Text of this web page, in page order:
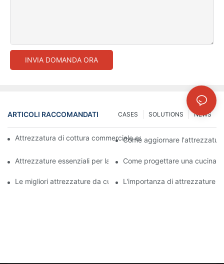
INVIA DOMANDA ORA
ARTICOLI RACCOMANDATI NEWS
SOLUTIONS
CASES
Attrezzatura di cottura commerciale essenziale per una
Come aggiornare
Attrezzature essenziali per la cucina ospedaliera per una
Come progettare una cucina
Le migliori attrezzature da cucina ospedaliera per nutrizione e
L'importanza di attrezzature